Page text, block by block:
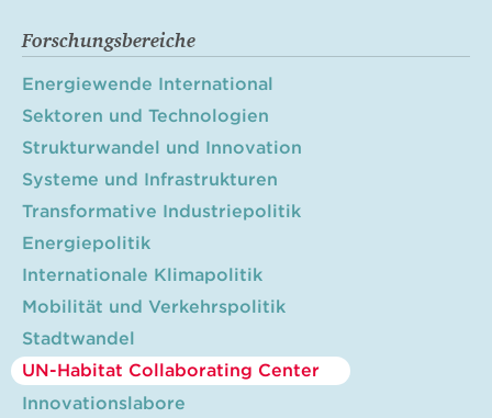
Forschungsbereiche
Energiewende International
Sektoren und Technologien
Strukturwandel und Innovation
Systeme und Infrastrukturen
Transformative Industriepolitik
Energiepolitik
Internationale Klimapolitik
Mobilität und Verkehrspolitik
Stadtwandel
UN-Habitat Collaborating Center
Innovationslabore